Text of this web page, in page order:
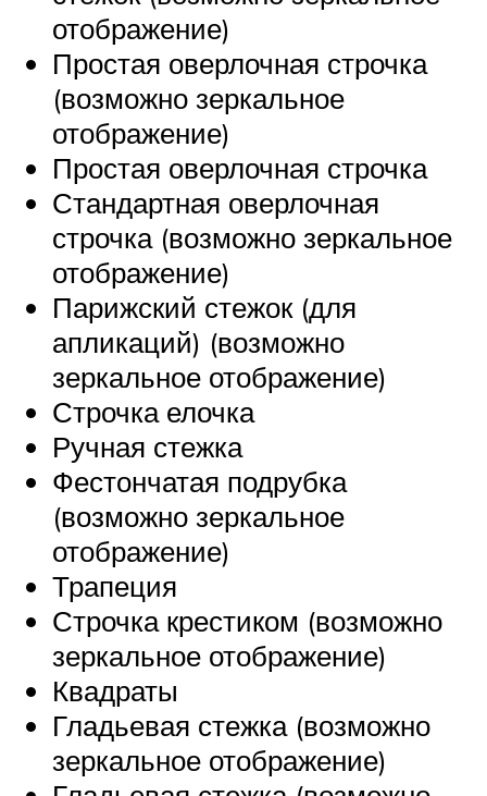
отображение)
Простая оверлочная строчка
(возможно зеркальное
отображение)
Простая оверлочная строчка
Стандартная оверлочная
строчка (возможно зеркальное
отображение)
Парижский стежок (для
апликаций) (возможно
зеркальное отображение)
Строчка елочка
Ручная стежка
Фестончатая подрубка
(возможно зеркальное
отображение)
Трапеция
Строчка крестиком (возможно
зеркальное отображение)
Квадраты
Гладьевая стежка (возможно
зеркальное отображение)